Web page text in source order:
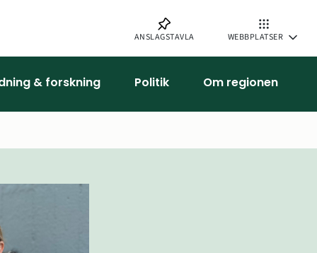
ANSLAGSTAVLA WEBBPLATSER
& forskning Politik Om regionen